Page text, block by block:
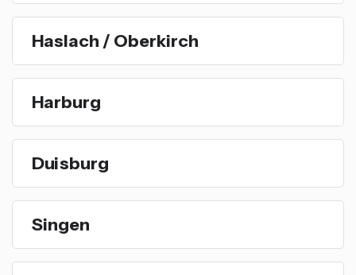
Haslach / Oberkirch
Harburg
Duisburg
Singen